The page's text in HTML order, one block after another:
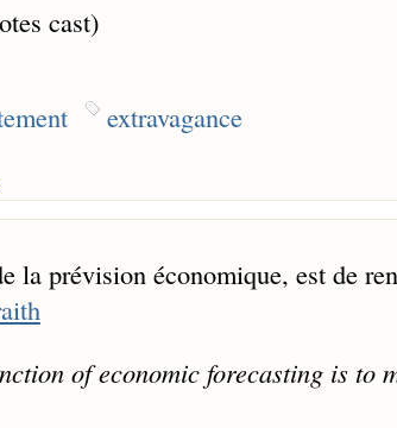
cast)
extravagance
la prévision économique, est de
of economic forecasting is to